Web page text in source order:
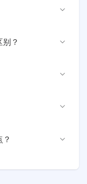
一个月需要完成的
？
判断门店每天是否
找到降低保本压力
单才能覆盖固定成
，新店亏损风险较